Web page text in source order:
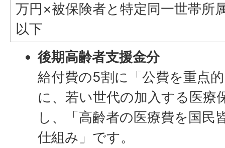
万円×被保険者と特定同一世帯所
以下
後期高齢者支援金分
給付費の5割に「公費を重点
に、若い世代の加入する医療
し、「高齢者の医療費を国民
仕組み」です。